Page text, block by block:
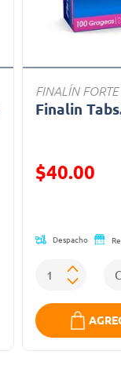
FINALÍN FORTE
Finalin
Precio
$40.00
Despacho